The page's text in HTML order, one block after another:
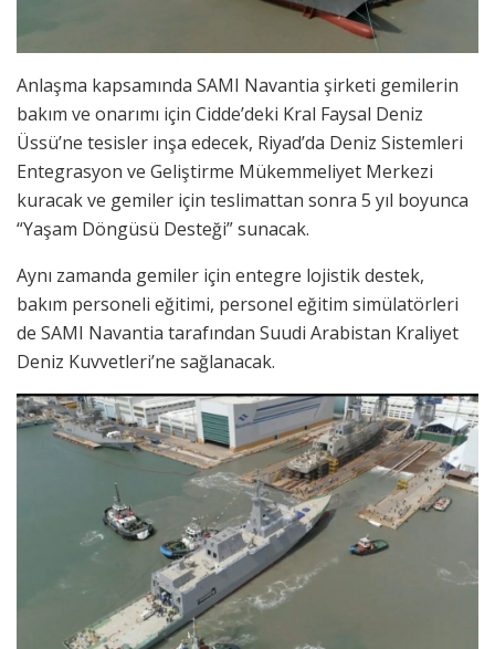
Anlaşma kapsamında SAMI Navantia şirketi gemilerin
bakım ve onarımı için Cidde’deki Kral Faysal Deniz
Üssü’ne tesisler inşa edecek, Riyad’da Deniz Sistemleri
Entegrasyon ve Geliştirme Mükemmeliyet Merkezi
kuracak ve gemiler için teslimattan sonra 5 yıl boyunca
“Yaşam Döngüsü Desteği” sunacak.
Aynı zamanda gemiler için entegre lojistik destek,
bakım personeli eğitimi, personel eğitim simülatörleri
de SAMI Navantia tarafından Suudi Arabistan Kraliyet
Deniz Kuvvetleri’ne sağlanacak.